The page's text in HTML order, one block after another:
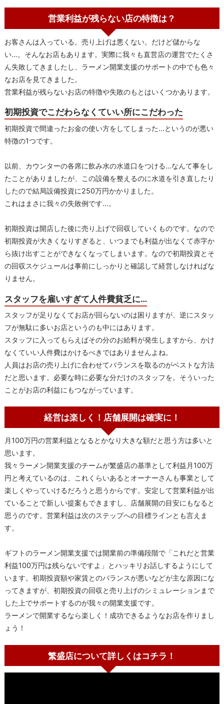
営業利益が残らない店の特徴は？
お客さんは入っている。売り上げは悪くない。だけど儲からな
い…。そんなお店もあります。実際に我々も直営店の運営でたくさ
ん失敗してきましたし、ラーメン開業支援のサポートの中でも色々
なお店を見てきました。
営業利益が残らないお店の特徴や失敗のもとはいくつかあります。
初期投資でこだわらなくていい所にこだわった
初期投資で間違ったお金の使い方をしてしまった…というのが悪い
特徴の1つです。
以前、カウンターの各席に飲み水の水道口をつける…なんて事をし
たことがありましたが、この設備を整えるのに水道を引き直したり
したので結局設備投資に250万円かかりました。
これはまさに我々の失敗例です…。
初期投資は開店した後に売り上げで回収していくものです。なので
初期投資が大きくなりすぎると、いつまでも利益が出なくて赤字か
ら抜け出すことができなくなってしまいます。なので初期投資とそ
の回収スケジュールは事前にしっかりと確認して経営しなければな
りません。
スタッフを雇いすぎて人件費貧乏に…
スタッフが足りなくてお店が回らないのは困りますが、逆にスタッ
フが無駄に多いお店というのも中にはあります。
スタッフに入ってもらえばその分のお給料が発生しますから、かけ
なくていい人件費はかけるべきではありませんよね。
人員はお店の売り上げに合わせてバランスを取るのがベストな方法
だと思います。必要な時に必要な分だけのスタッフを。そういった
ことがお店の利益にもつながっています。
経営は楽しく！店舗展開は確実に！
月100万円の営業利益となるとかなり大きな額だと思う方は多いと
思います。
我々ラーメン開業支援のチームが繁盛店の基準として利益月100万
円と考えているのは、これくらいあるとオーナーさんも事業として
楽しくやっていけるだろうと思うからです。安定して営業利益が出
ていることで新しい提案もできますし、店舗展開の目安にもなると
思うのです。営業利益は次のステップへの目標ラインとも言えま
す。
ギフトのラーメン開業支援では開業前の準備段階で「これだと営業
利益100万円は残らないですよ」とハッキリお話しするようにして
います。初期投資額や家賃とのバランスが悪いなどが主な原因にな
ってきますが、初期投資の回収と売り上げのシミュレーションまで
した上でサポートするのが我々の開業支援です。
ラーメンで開業するなら楽しく！成功できるようなお店を作りまし
ょう！
繁盛店について詳しくはコチラ！